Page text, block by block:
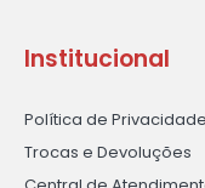
Institucional
Política de Privacidade
Trocas e Devoluções